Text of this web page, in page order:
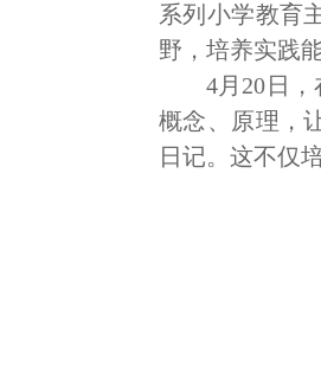
系列小学教育
野，培养实践
4月 20 日
概念、原理，
日记。这不仅